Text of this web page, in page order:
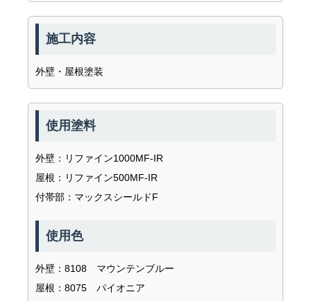
施工内容
外壁・屋根塗装
使用塗料
外壁：リファイン1000MF-IR
屋根：リファイン500MF-IR
付帯部：マックスシールドF
使用色
外壁：8108 マウンテンブルー
屋根：8075 パイオニア